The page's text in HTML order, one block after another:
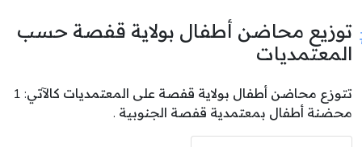
توزيع محاضن أطفال بولاية قفصة حسب
المعتمديات
تتوزع محاضن أطفال بولاية قفصة على المعتمديات كالآتي: 1
محضنة أطفال بمعتمدية قفصة الجنوبية .